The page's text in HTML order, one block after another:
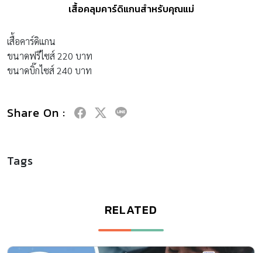
เสื้อคลุมคาร์ดิแกนสำหรับคุณแม่
เสื้อคาร์ดิแกน
ขนาดฟรีไซส์ 220 บาท
ขนาดบิ๊กไซส์ 240 บาท
Share On :
Tags
RELATED